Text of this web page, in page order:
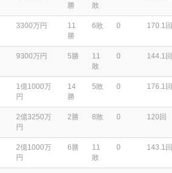
勝
敗
3300万円
11
勝
6敗 0 170.1回
9300万円 5勝
11
敗
0 144.1回
1億1000万
円
14
勝
5敗 0 176.1回
2億3250万
円
2勝 8敗 0 120回
2億1000万
円
6勝
11
敗
0 143.1回